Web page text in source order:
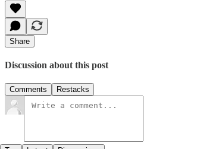
Share
Discussion about this post
Comments Restacks